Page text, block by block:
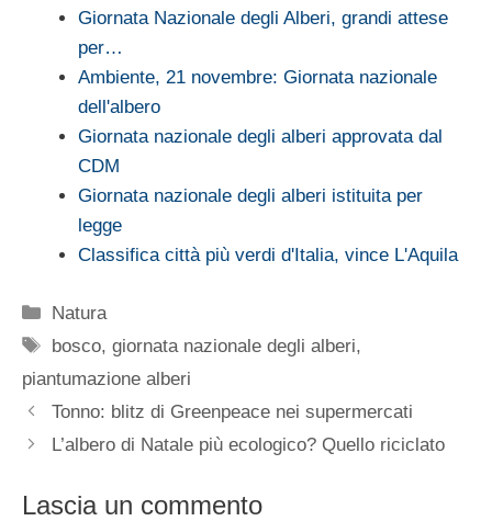
Giornata Nazionale degli Alberi, grandi attese
per…
Ambiente, 21 novembre: Giornata nazionale
dell'albero
Giornata nazionale degli alberi approvata dal
CDM
Giornata nazionale degli alberi istituita per
legge
Classifica città più verdi d'Italia, vince L'Aquila
Categorie
Natura
Tag
bosco,giornata nazionale degli alberi,
piantumazione alberi
Tonno: blitz di Greenpeace nei supermercati
L’albero di Natale più ecologico? Quello riciclato
Lascia un commento